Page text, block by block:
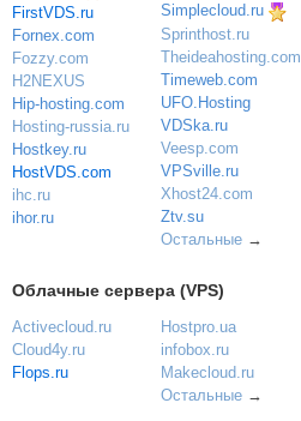
FirstVDS.ru
Fornex.com
Fozzy.com
H2NEXUS
Hip-hosting.com
Hosting-russia.ru
Hostkey.ru
HostVDS.com
ihc.ru
ihor.ru
Simplecloud.ru
Sprinthost.ru
Theideahosting.com
Timeweb.com
UFO.Hosting
VDSka.ru
Veesp.com
VPSville.ru
Xhost24.com
Ztv.su
Остальные→
Облачные сервера (VPS)
Activecloud.ru
Cloud4y.ru
Flops.ru
Hostpro.ua
infobox.ru
Makecloud.ru
Остальные→